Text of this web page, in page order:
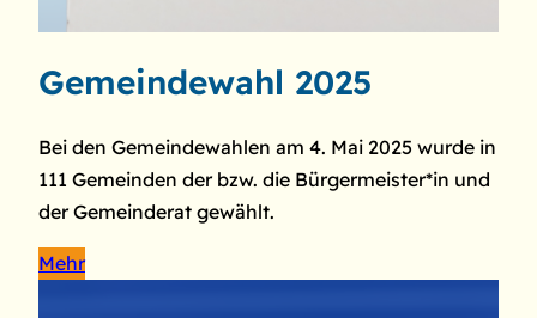
Gemeindewahl 2025
Bei den Gemeindewahlen am 4. Mai 2025 wurde in
111 Gemeinden der bzw. die Bürgermeister*in und
der Gemeinderat gewählt.
Mehr